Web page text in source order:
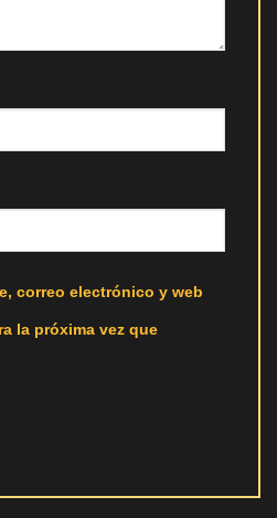
correo electrónico y web
la próxima vez que